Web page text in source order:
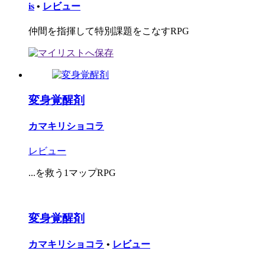
is • レビュー
仲間を指揮して特別課題をこなすRPG
変身覚醒剤
カマキリショコラ
レビュー
...を救う1マップRPG
変身覚醒剤
カマキリショコラ • レビュー